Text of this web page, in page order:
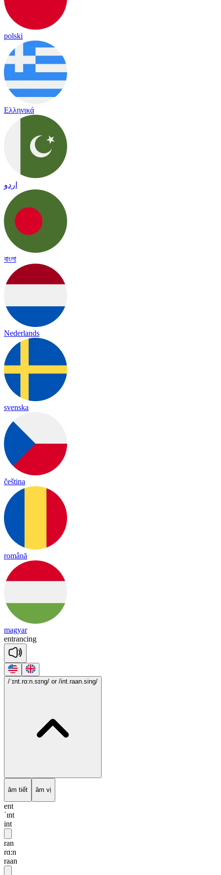
polski
Ελληνικά
اردو
বাংলা
Nederlands
svenska
čeština
română
magyar
entrancing
/ˈɪnt.rɑ:n.sɪng/ or /int.raan.sing/
âm tiết âm vị
ent
ˈɪnt
int
ran
rɑ:n
raan